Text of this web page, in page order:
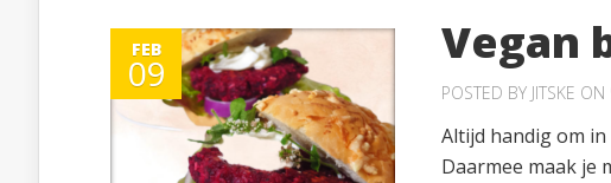
FEB
09
Vegan
POSTED BY JITSKE ON
Altijd handig om
Daarmee maak je